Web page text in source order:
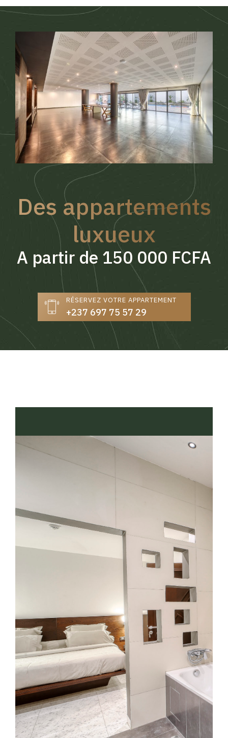
Des appartements
luxueux
A partir de 150 000 FCFA
RÉSERVEZ VOTRE APPARTEMENT
+237 697 75 57 29